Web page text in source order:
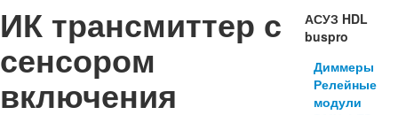
ИК трансмиттер с
сенсором
включения
АСУЗ HDL
buspro
Диммеры
Релейные
модули